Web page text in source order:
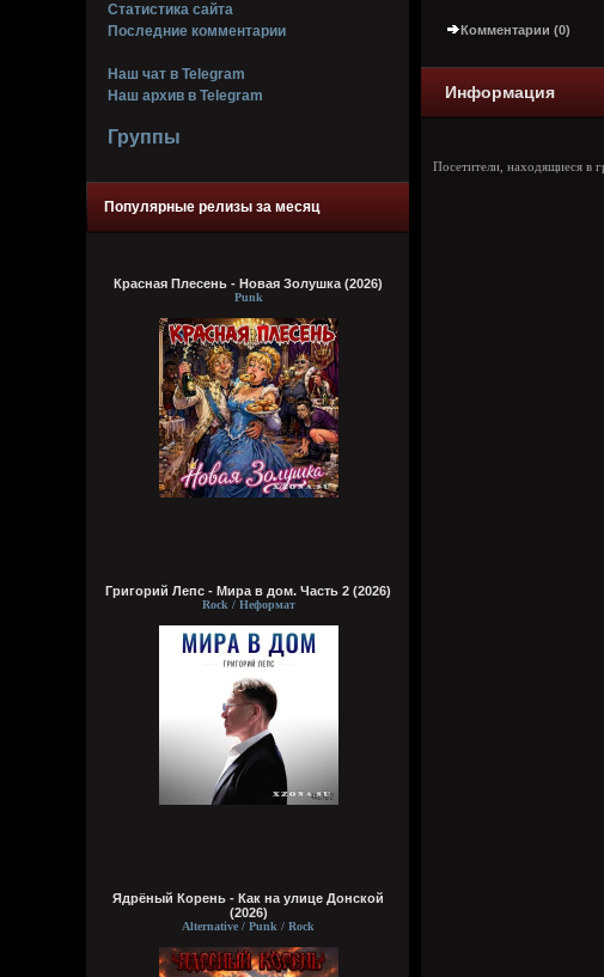
Статистика сайта
Последние комментарии
Наш чат в Telegram
Наш архив в Telegram
Группы
Популярные релизы за месяц
Красная Плесень - Новая Золушка (2026)
Punk
Григорий Лепс - Мира в дом. Часть 2 (2026)
Rock / Неформат
Ядрёный Корень - Как на улице Донской
(2026)
Alternative / Punk / Rock
Комментарии (0)
Информация
Посетители, находящиеся в